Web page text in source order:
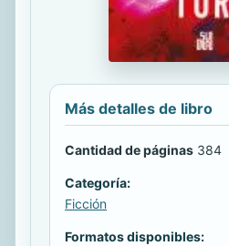
Más detalles de libro
Cantidad de páginas 384
Categoría:
Ficción
Formatos disponibles: